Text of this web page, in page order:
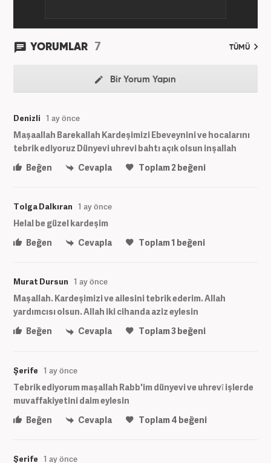
YORUMLAR 7 TÜMÜ
Bir Yorum Yapın
Denizli 1 ay önce
Maşaallah Barekallah Kardeşimizi Ebeveynini ve hocalarını
tebrik ediyoruz Dünyevi uhrevi bahtı açık olsun inşallah
Beğen
Cevapla Toplam2 beğeni
Tolga Dalkıran 1 ay önce
Helal be güzel kardeşim
Beğen
Cevapla Toplam1 beğeni
Murat Dursun 1 ay önce
Maşallah. Kardeşimizi ve ailesini tebrik ederim. Allah
yardımcısı olsun. Allah iki cihanda aziz eylesin
Beğen
Cevapla Toplam3beğeni
Şerife 1 ay önce
Tebrik ediyorum maşallah Rabb'im dünyevi ve uhrevî işlerde
muvaffakiyetini daim eylesin
Beğen
Cevapla Toplam4 beğeni
Şerife 1 ay önce